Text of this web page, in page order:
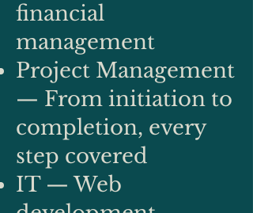
financial
management
Project Management
— From initiation to
completion, every
step covered
IT — Web